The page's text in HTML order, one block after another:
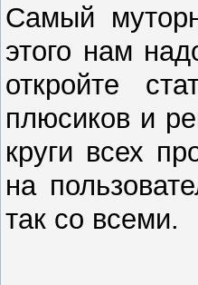
Самый
этого нам
откройте
плюсиков и
круги всех
на
так со всеми.